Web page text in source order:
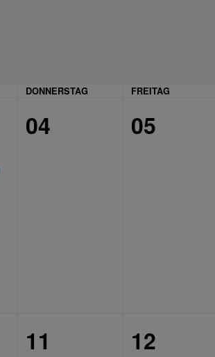
DONNERSTAG FREITAG
04 05
11 12